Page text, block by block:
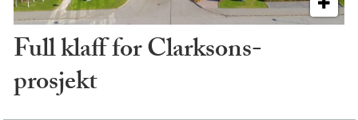
Full klaff for Clarksons-
prosjekt